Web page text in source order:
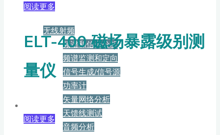
产品
无线射频
频谱和信号分析
频谱监测和定向
信号生成/信号源
功率计
矢量网络分析
天馈线测试
音频分析
阅读更多
ELT-400 磁场暴露级别测
量仪
阅读更多